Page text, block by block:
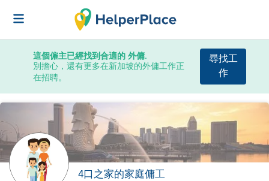
這個僱主已經找到合適的 外傭.
別擔心，還有更多在新加坡的外傭工作正
在招聘。
尋找工
作
4口之家的家庭傭工